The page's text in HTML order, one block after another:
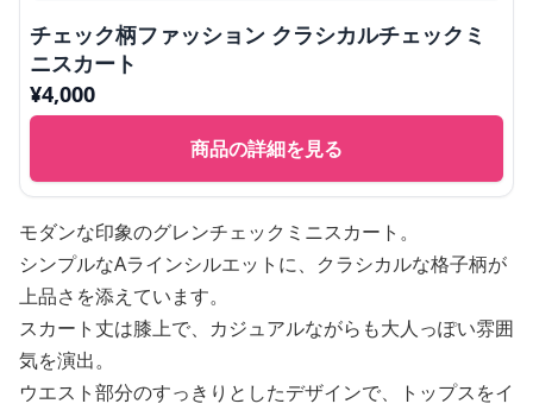
チェック柄ファッション クラシカルチェックミ
ニスカート
¥4,000
商品の詳細を見る
モダンな印象のグレンチェックミニスカート。
シンプルなAラインシルエットに、クラシカルな格子柄が
上品さを添えています。
スカート丈は膝上で、カジュアルながらも大人っぽい雰囲
気を演出。
ウエスト部分のすっきりとしたデザインで、トップスをイ